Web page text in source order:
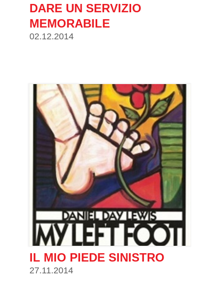
DARE UN SERVIZIO
MEMORABILE
02.12.2014
IL MIO PIEDE SINISTRO
27.11.2014